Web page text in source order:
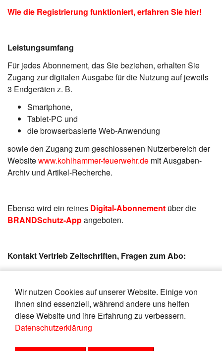
Wir nutzen Cookies auf unserer Website. Einige von
ihnen sind essenziell, während andere uns helfen
diese Website und ihre Erfahrung zu verbessern.
Datenschutzerklärung
Wie die Registrierung funktioniert, erfahren Sie hier!
Leistungsumfang
Für jedes Abonnement, das Sie beziehen, erhalten Sie
Zugang zur digitalen Ausgabe für die Nutzung auf jeweils
3 Endgeräten z. B.
Smartphone,
Tablet-PC und
die browserbasierte Web-Anwendung
sowie den Zugang zum geschlossenen Nutzerbereich der
Websitewww.kohlhammer-feuerwehr.de mit Ausgaben-
Archiv und Artikel-Recherche.
Ebenso wird ein reines Digital-Abonnement über die
BRANDSchutz-Appangeboten.
Kontakt Vertrieb Zeitschriften, Fragen zum Abo:
Telefon 0711 / 7863 - 7299
Telefax 0711 / 7863 - 8430